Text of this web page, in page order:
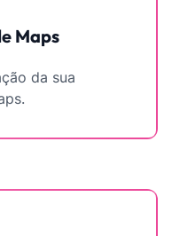
Maps
da sua